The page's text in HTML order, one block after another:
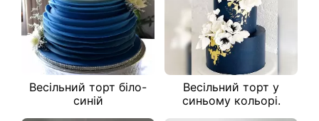
Весільний торт біло-
синій
Весільний торт у
синьому кольорі.